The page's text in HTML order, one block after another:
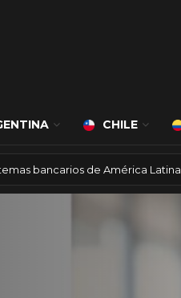
CHILE
bancarios de América Latina